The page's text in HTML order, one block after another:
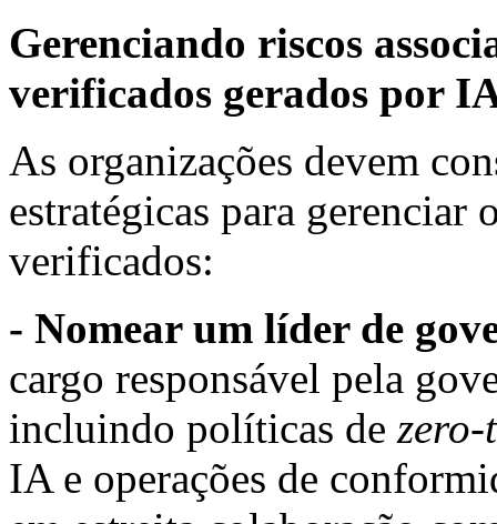
Gerenciando riscos
verificados gerados por
As organizações devem
estratégicas para gerenciar
verificados:
- Nomear um líder de
cargo responsável pela
incluindo políticas de
IA e operações de